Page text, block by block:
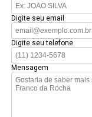
Digite seu email
Digite seu telefone
Mensagem